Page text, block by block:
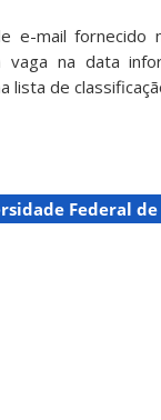
e-mail fornecido
na data
lista de
Federal de